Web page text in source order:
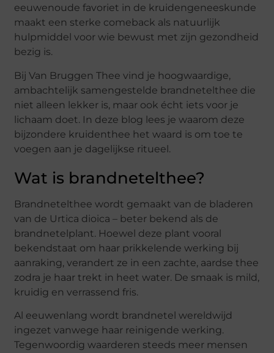
eeuwenoude favoriet in de kruidengeneeskunde
maakt een sterke comeback als natuurlijk
hulpmiddel voor wie bewust met zijn gezondheid
bezig is.
Bij Van Bruggen Thee vind je hoogwaardige,
ambachtelijk samengestelde brandnetelthee die
niet alleen lekker is, maar ook écht iets voor je
lichaam doet. In deze blog lees je waarom deze
bijzondere kruidenthee het waard is om toe te
voegen aan je dagelijkse ritueel.
Wat is brandnetelthee?
Brandnetelthee wordt gemaakt van de bladeren
van de Urtica dioica – beter bekend als de
brandnetelplant. Hoewel deze plant vooral
bekendstaat om haar prikkelende werking bij
aanraking, verandert ze in een zachte, aardse thee
zodra je haar trekt in heet water. De smaak is mild,
kruidig en verrassend fris.
Al eeuwenlang wordt brandnetel wereldwijd
ingezet vanwege haar reinigende werking.
Tegenwoordig waarderen steeds meer mensen